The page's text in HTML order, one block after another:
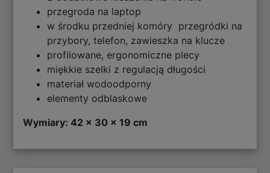
przegroda na laptop
w środku przedniej komóry przegródki na
przybory, telefon, zawieszka na klucze
profilowane, ergonomiczne plecy
miękkie szelki z regulacją długości
materiał wodoodporny
elementy odblaskowe
Wymiary: 42 x 30 x 19 cm